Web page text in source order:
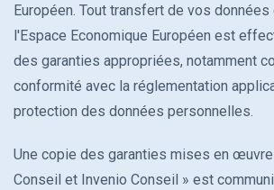
Européen. Tout transfert de vos
l'Espace Economique Européen est
des garanties appropriées, notamment
conformité avec la réglementation
protection des données personnelles.
Une copie des garanties mises en œuvre
Conseil et Invenio Conseil » est